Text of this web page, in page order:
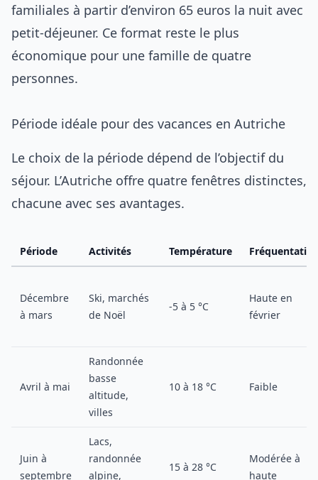
familiales à partir d’environ 65 euros la nuit avec
petit-déjeuner. Ce format reste le plus
économique pour une famille de quatre
personnes.
Période idéale pour des vacances en Autriche
Le choix de la période dépend de l’objectif du
séjour. L’Autriche offre quatre fenêtres distinctes,
chacune avec ses avantages.
Période Activités Température
Décembre
à mars
Ski, marchés
de Noël
-5 à 5 °C
Haute en
février
Avril à mai
Randonnée
basse
altitude,
villes
10 à 18 °C Faible
Juin à
septembre
Lacs,
randonnée
alpine,
15 à 28 °C
Modérée à
haute